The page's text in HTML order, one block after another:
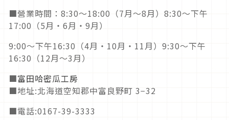
■營業時間：8:30〜18:00（7月〜8月）8:30〜下午
17:00（5月・6月・9月）
9:00〜下午16:30（4月・10月・11月）9:30〜下午
16:30（12月〜3月）
■富田哈密瓜工房
■地址:北海道空知郡中富良野町 3−32
■電話:0167-39-3333